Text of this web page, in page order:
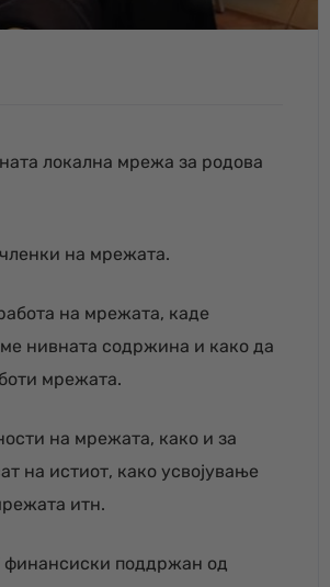
локална мрежа за родова
на мрежата.
на мрежата, каде
нивната содржина и како да
мрежата.
на мрежата, како и за
на истиот, како усвојување
итн.
финансиски поддржан од